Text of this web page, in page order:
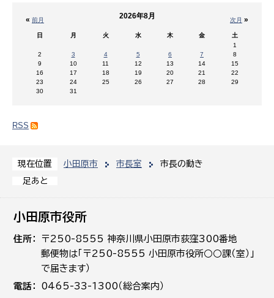
現在位置 小田原市 市長室
市長の動き
足あと
« 前月 次月 »
2026年8月
日 月 火 水 木 金
土
1
2
3 4 5 6 7
8
9
10 11 12 13 14
15
16
17 18 19 20 21
22
23
24 25 26 27 28
29
30
31
RSS
小田原市役所
住所
〒250-8555 神奈川県小田原市荻窪300番地
郵便物は「〒250-8555 小田原市役所○○課（室）」
で届きます）
電話
0465-33-1300（総合案内）